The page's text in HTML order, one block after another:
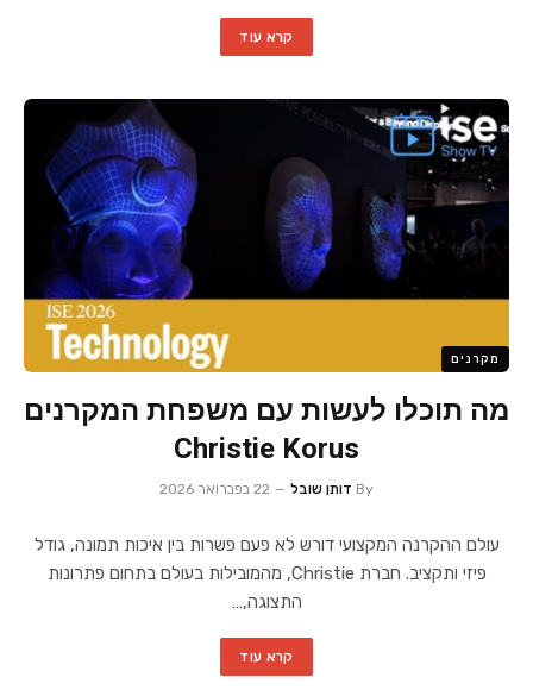
קרא עוד
מקרנים
מה תוכלו לעשות עם משפחת המקרנים
Christie Korus
By דותן שובל 22 בפברואר 2026
עולם ההקרנה המקצועי דורש לא פעם פשרות בין איכות תמונה, גודל
פיזי ותקציב. חברת Christie, מהמובילות בעולם בתחום פתרונות
התצוגה,…
קרא עוד